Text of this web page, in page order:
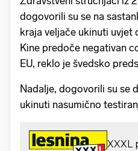
dogovorili su se na
kraja veljače ukinuti uvjet
Kine predoče negativan
EU, reklo je švedsko
Nadalje, dogovorili su se
ukinuti nasumično